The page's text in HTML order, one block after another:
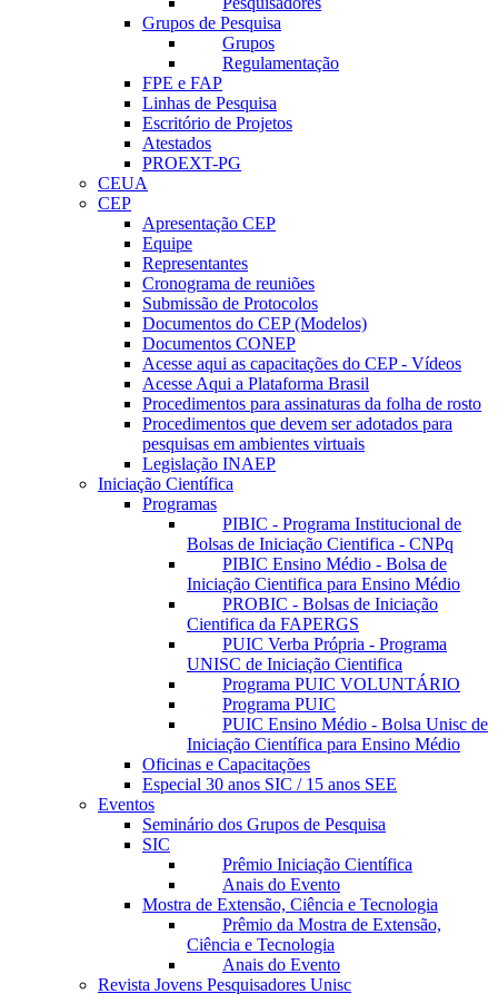
Grupos de Pesquisa
Grupos
Regulamentação
FPE e FAP
Linhas de Pesquisa
Escritório de Projetos
Atestados
PROEXT-PG
CEUA
CEP
Apresentação CEP
Equipe
Representantes
Cronograma de reuniões
Submissão de Protocolos
Documentos do CEP (Modelos)
Documentos CONEP
Acesse aqui as capacitações do CEP - Vídeos
Acesse Aqui a Plataforma Brasil
Procedimentos para assinaturas da folha de rosto
Procedimentos que devem ser adotados para
pesquisas em ambientes virtuais
Legislação INAEP
Iniciação Científica
Programas
PIBIC - Programa Institucional de
Bolsas de Iniciação Cientifica - CNPq
PIBIC Ensino Médio - Bolsa de
Iniciação Cientifica para Ensino Médio
PROBIC - Bolsas de Iniciação
Cientifica da FAPERGS
PUIC Verba Própria - Programa
UNISC de Iniciação Cientifica
Programa PUIC VOLUNTÁRIO
Programa PUIC
PUIC Ensino Médio - Bolsa Unisc de
Iniciação Científica para Ensino Médio
Oficinas e Capacitações
Especial 30 anos SIC / 15 anos SEE
Eventos
Seminário dos Grupos de Pesquisa
SIC
Prêmio Iniciação Científica
Anais do Evento
Mostra de Extensão, Ciência e Tecnologia
Prêmio da Mostra de Extensão,
Ciência e Tecnologia
Anais do Evento
Revista Jovens Pesquisadores Unisc